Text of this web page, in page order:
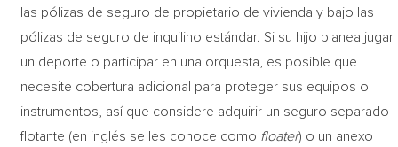
las pólizas de seguro de propietario de vivienda y bajo las
pólizas de seguro de inquilino estándar. Si su hijo planea jugar
un deporte o participar en una orquesta, es posible que
necesite cobertura adicional para proteger sus equipos o
instrumentos, así que considere adquirir un seguro separado
flotante (en inglés se les conoce como floater) o un anexo